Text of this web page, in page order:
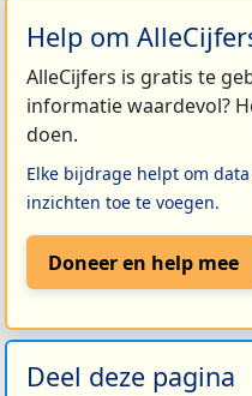
Help om
AlleCijfers is gratis te
informatie waardevol?
doen.
Elke bijdrage helpt om
inzichten toe te voegen.
Doneer en help mee
Deel deze pagina